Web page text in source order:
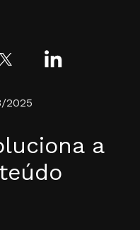
2025
a